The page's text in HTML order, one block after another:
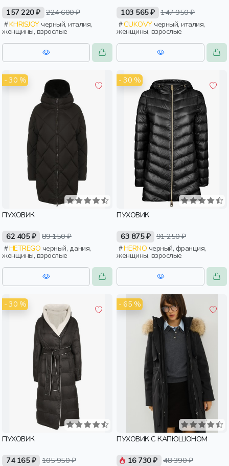
157 220 ₽ 224 600 ₽
KHRISJOYчерный, италия,
женщины, взрослые
103 565 ₽ 147 950 ₽
CUKOVYчерный, италия,
женщины, взрослые
- 30 %
ПУХОВИК
62 405 ₽ 89 150 ₽
HETREGO
женщины, взрослые
- 30 %
ПУХОВИК
63 875 ₽ 91 250 ₽
HERNO
женщины, взрослые
- 30 %
ПУХОВИК
74 165 ₽ 105 950 ₽
- 65 %
ПУХОВИК С КАПЮШОНОМ
16 730 ₽ 48 390 ₽